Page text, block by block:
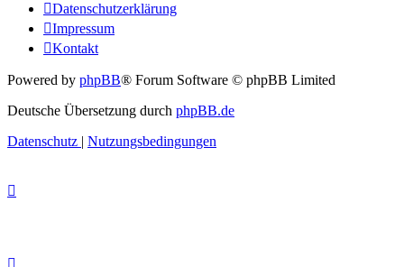
Datenschutzerklärung
Impressum
Kontakt
Powered by phpBB® Forum Software © phpBB Limited
Deutsche Übersetzung durch phpBB.de
Datenschutz | Nutzungsbedingungen